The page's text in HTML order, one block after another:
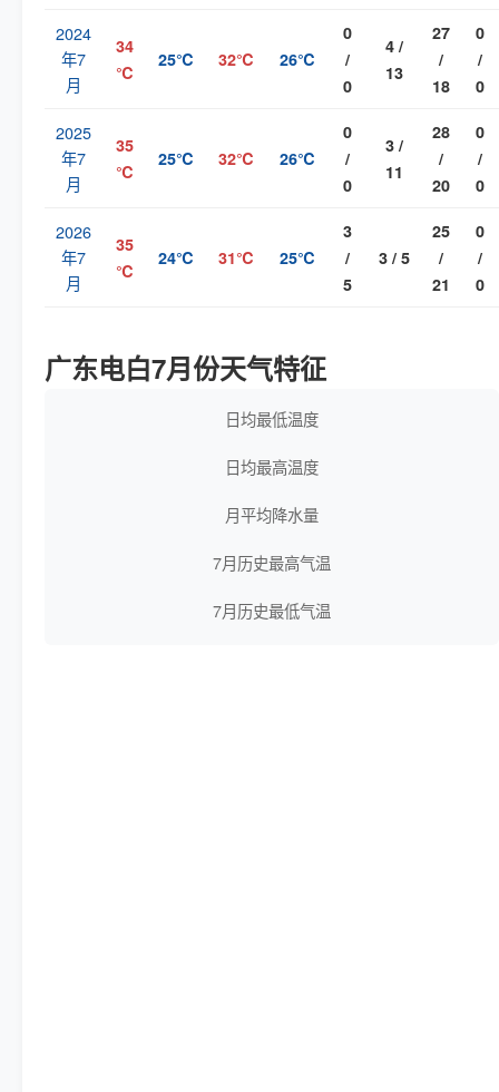
2024
年7
月
34
℃
25℃ 32℃ 26℃
0
/
0
4 /
13
27
/
18
0
/
0
2025
年7
月
35
℃
25℃ 32℃ 26℃
0
/
0
3 /
11
28
/
20
0
/
0
2026
年7
月
35
℃
24℃ 31℃ 25℃
3
/
5
3 / 5
25
/
21
0
/
0
广东电白7月份天气特征
日均最低温度
日均最高温度
月平均降水量
7月历史最高气温
7月历史最低气温